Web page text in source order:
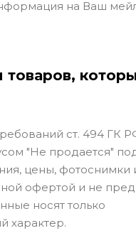
на Ваш
товаров,
ст. 494 ГК
"Не продается"
цены, фотоснимки
офертой и не
носят только
характер.